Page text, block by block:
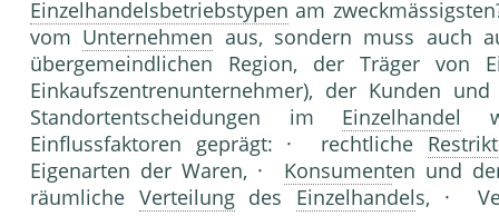
Einzelhandelsbetriebstypen am
vom Unternehmen aus, sondern muss auch
übergemeindlichen Region, der Träger von
Einkaufszentrenunternehmer), der Kunden
Standortentscheidungen im Einzelhandel
Einflussfaktoren geprägt: · rechtliche
Eigenarten der Waren, · Konsumenten und
räumliche Verteilungdes Einzelhandels, ·